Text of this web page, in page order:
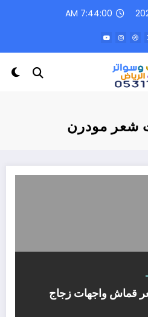
7:44:00 AM
شعر مودرن
قماش واجهات زجاج